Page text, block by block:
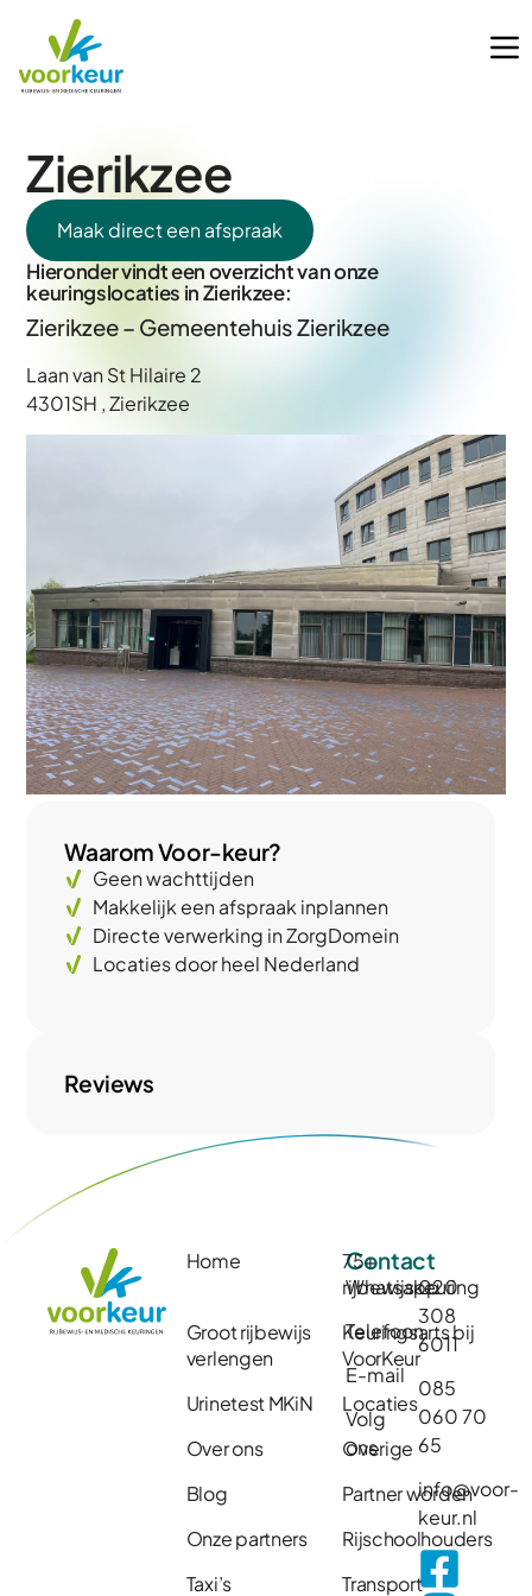
Zierikzee
Maak direct een afspraak
Hieronder vindt een overzicht van onze
keuringslocaties in Zierikzee:
Zierikzee – Gemeentehuis Zierikzee
Laan van St Hilaire 2
4301SH , Zierikzee
Waarom Voor-keur?
Geen wachttijden
Makkelijk een afspraak inplannen
Directe verwerking in ZorgDomein
Locaties door heel Nederland
Reviews
Home
75+
rijbewijskeuring
Groot rijbewijs
verlengen
Keuringsarts bij
VoorKeur
Urinetest MKiN
Locaties
Over ons
Overige
Blog
Partner worden
Onze partners
Rijschoolhouders
Taxi’s
Transport
Contact
Whatsapp
Telefoon
E-mail
Volg
ons
020
308
6011
085
060 70
65
info@voor-
keur.nl